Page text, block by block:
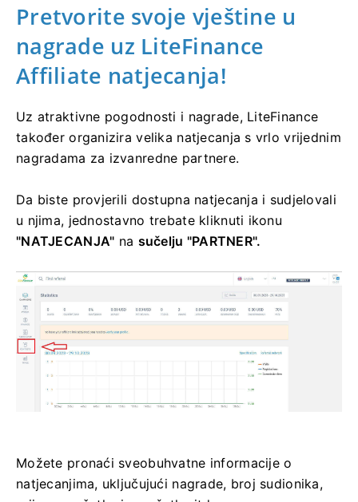
Pretvorite svoje vještine u
nagrade uz LiteFinance
Affiliate natjecanja!
Uz atraktivne pogodnosti i nagrade, LiteFinance
također organizira velika natjecanja s vrlo vrijednim
nagradama za izvanredne partnere.
Da biste provjerili dostupna natjecanja i sudjelovali
u njima, jednostavno trebate kliknuti ikonu
"NATJECANJA" na sučelju "PARTNER".
Možete pronaći sveobuhvatne informacije o
natjecanjima, uključujući nagrade, broj sudionika,